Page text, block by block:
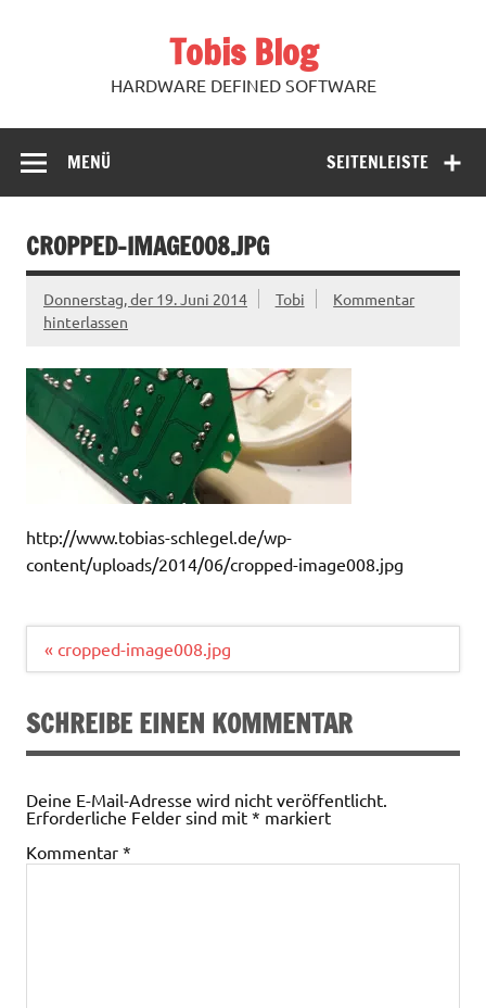
Tobis Blog
HARDWARE DEFINED SOFTWARE
SEITENLEISTE
MENÜ
CROPPED-IMAGE008.JPG
Donnerstag, der 19. Juni 2014 Tobi
Kommentar
hinterlassen
http://www.tobias-schlegel.de/wp-
content/uploads/2014/06/cropped-image008.jpg
Beitragsnavigation
« cropped-image008.jpg
SCHREIBE EINEN KOMMENTAR
Deine E-Mail-Adresse wird nicht veröffentlicht.
Erforderliche Felder sind mit * markiert
Kommentar *